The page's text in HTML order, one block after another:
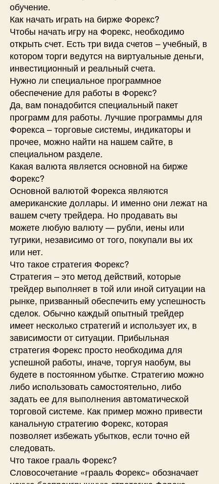
обучение.
Как начать играть на бирже Форекс?
Чтобы начать игру на Форекс, необходимо
открыть счет. Есть три вида счетов – учебный, в
котором торги ведутся на виртуальные деньги,
инвестиционный и реальный счета.
Нужно ли специальное программное
обеспечение для работы в Форекс?
Да, вам понадобится специальный пакет
программ для работы. Лучшие программы для
Форекса – торговые системы, индикаторы и
прочее, можно найти на нашем сайте, в
специальном разделе.
Какая валюта является основной на бирже
Форекс?
Основной валютой Форекса являются
американские доллары. И именно они лежат на
вашем счету трейдера. Но продавать вы
можете любую валюту — рубли, иены или
тугрики, независимо от того, покупали вы их
или нет.
Что такое стратегия Форекс?
Стратегия – это метод действий, которые
трейдер выполняет в той или иной ситуации на
рынке, призванный обеспечить ему успешность
сделок. Обычно каждый опытный трейдер
имеет несколько стратегий и использует их, в
зависимости от ситуации. Прибыльная
стратегия Форекс просто необходима для
успешной работы, иначе, торгуя наобум, вы
будете в постоянном убытке. Стратегию можно
либо использовать самостоятельно, либо
задать ее для выполнения автоматической
торговой системе. Как пример можно привести
канальную стратегию Форекс, которая
позволяет избежать убытков, если точно ей
следовать.
Что такое грааль Форекс?
Словосочетание «грааль Форекс» обозначает